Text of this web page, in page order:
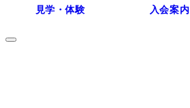
見学・体験 入会案内